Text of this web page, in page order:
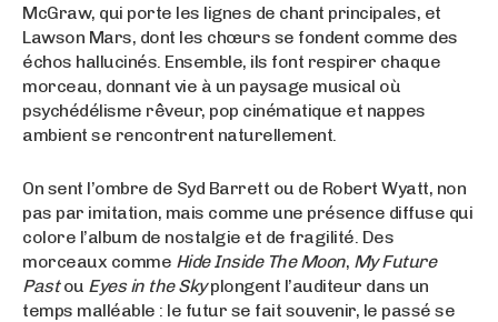
McGraw, qui porte les lignes de chant principales, et
Lawson Mars, dont les chœurs se fondent comme des
échos hallucinés. Ensemble, ils font respirer chaque
morceau, donnant vie à un paysage musical où
psychédélisme rêveur, pop cinématique et nappes
ambient se rencontrent naturellement.
On sent l’ombre de Syd Barrett ou de Robert Wyatt, non
pas par imitation, mais comme une présence diffuse qui
colore l’album de nostalgie et de fragilité. Des
morceaux comme Hide Inside The Moon, My Future
Pastou Eyes in the Skyplongent l’auditeur dans un
temps malléable : le futur se fait souvenir, le passé se